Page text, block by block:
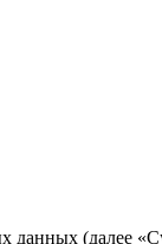
данных (далее